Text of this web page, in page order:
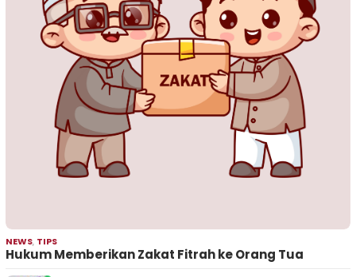
NEWS, TIPS
Hukum Memberikan Zakat Fitrah ke Orang Tua